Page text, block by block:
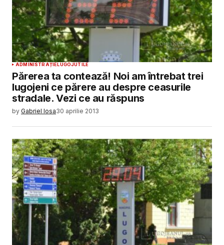
ADMINISTRAȚIELUGOJUTILE
Părerea ta contează! Noi am întrebat trei
lugojeni ce părere au despre ceasurile
stradale. Vezi ce au răspuns
by Gabriel Iosa30 aprilie 2013